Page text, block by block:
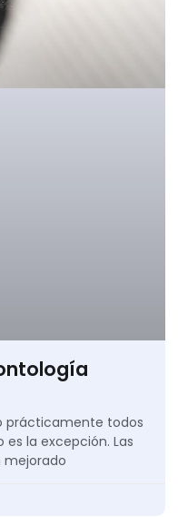
prácticamente todos
la excepción. Las
mejorado